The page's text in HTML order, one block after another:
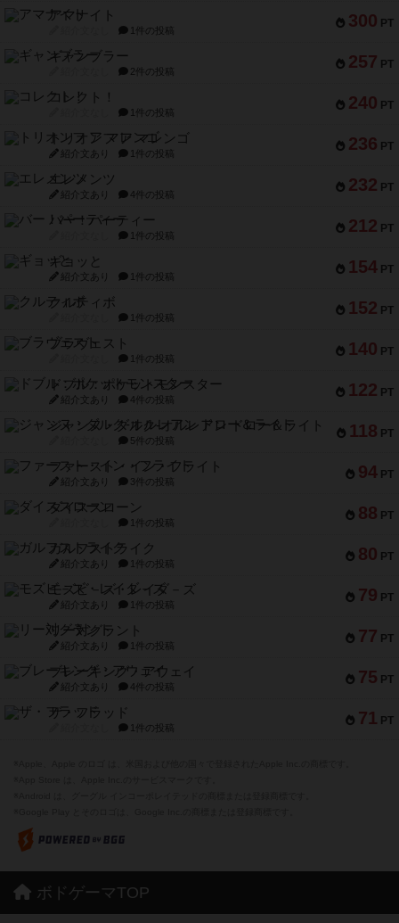
300 PT
アマナイト
1件の投稿
257 PT
ギャンブラー
2件の投稿
240 PT
コレクト！
1件の投稿
236 PT
トリオンフ ア マレンゴ
紹介文あり 1件の投稿
232 PT
エレメンツ
紹介文あり 4件の投稿
212 PT
バー！パーティー
1件の投稿
154 PT
ギョッと
紹介文あり 1件の投稿
152 PT
クルティボ
1件の投稿
140 PT
ブラヴェスト
1件の投稿
122 PT
ドブル：ポケットモンスター
紹介文あり 4件の投稿
118 PT
ジャンヌ・ダルク-オルレアン ドロー＆ライト
5件の投稿
94 PT
ファースト・イン・フライト
紹介文あり 3件の投稿
88 PT
ダイススローン
1件の投稿
80 PT
ガルフストライク
紹介文あり 1件の投稿
79 PT
モズビ－ズ・レイダ－ズ
紹介文あり 1件の投稿
77 PT
リー対グラント
紹介文あり 1件の投稿
75 PT
ブレーキング・アウェイ
紹介文あり 4件の投稿
71 PT
ザ・フラッド
1件の投稿
ボドゲーマTOP